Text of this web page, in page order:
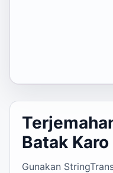
Batak Karo
Gunakan